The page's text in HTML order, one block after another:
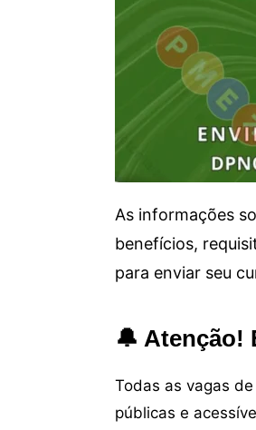
As informações
benefícios,
para enviar seu
🔔 Atenção!
Todas as vagas
públicas e